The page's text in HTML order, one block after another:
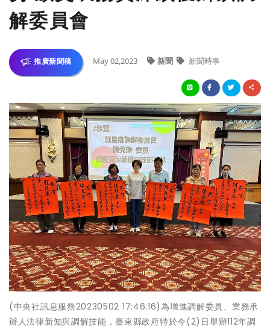
解委員會
推廣新聞稿 May 02,2023 新聞 新聞時事
(中央社訊息服務20230502 17:46:16)為增進調解委員、業務承
辦人法律新知與調解技能，臺東縣政府特於今(2)日舉辦112年調